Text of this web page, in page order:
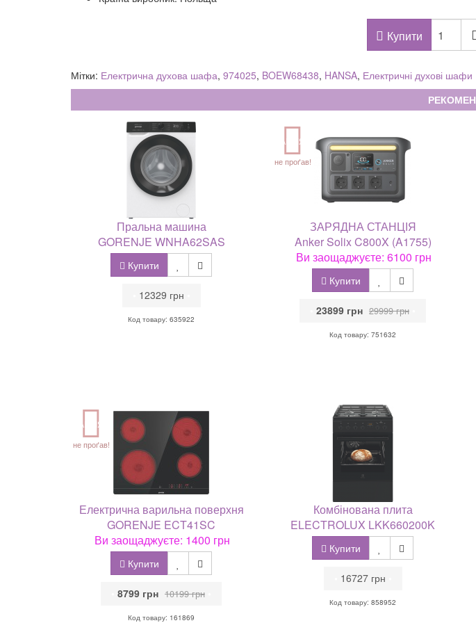
Купити
Мітки: Електрична духова шафа, 974025, BOEW68438, HANSA, Електричні духові шафи
Пральна машина
GORENJE WNHA62SAS
Купити
12329 грн
Код товару: 635922
АКЦІЯ
не проґав!
ЗАРЯДНА СТАНЦІЯ
Anker Solix C800X (A1755)
Ви заощаджуєте: 6100 грн
Купити
23899 грн 29999 грн
Код товару: 751632
АКЦІЯ
не проґав!
Електрична варильна поверхня
GORENJE ECT41SC
Ви заощаджуєте: 1400 грн
Купити
8799 грн 10199 грн
Код товару: 161869
Комбінована плита
ELECTROLUX LKK660200K
Купити
16727 грн
Код товару: 858952